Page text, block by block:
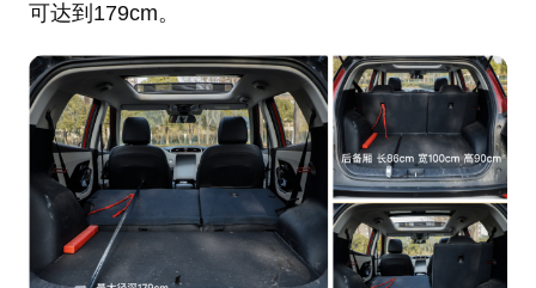
可达到179cm。